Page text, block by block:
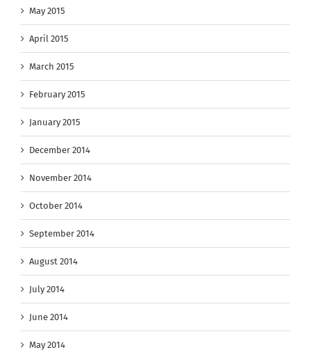
May 2015
April 2015
March 2015
February 2015
January 2015
December 2014
November 2014
October 2014
September 2014
August 2014
July 2014
June 2014
May 2014